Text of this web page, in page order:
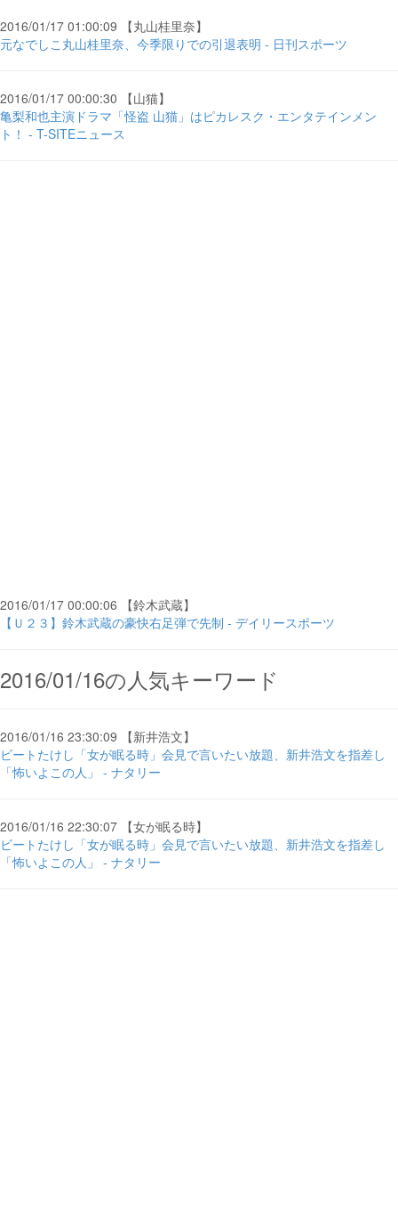
2016/01/17 01:00:09 【丸山桂里奈】
元なでしこ丸山桂里奈、今季限りでの引退表明 - 日刊スポーツ
2016/01/17 00:00:30 【山猫】
亀梨和也主演ドラマ「怪盗 山猫」はピカレスク・エンタテインメン
ト！ - T-SITEニュース
2016/01/17 00:00:06 【鈴木武蔵】
【Ｕ２３】鈴木武蔵の豪快右足弾で先制 - デイリースポーツ
2016/01/16の人気キーワード
2016/01/16 23:30:09 【新井浩文】
ビートたけし「女が眠る時」会見で言いたい放題、新井浩文を指差し
「怖いよこの人」 - ナタリー
2016/01/16 22:30:07 【女が眠る時】
ビートたけし「女が眠る時」会見で言いたい放題、新井浩文を指差し
「怖いよこの人」 - ナタリー